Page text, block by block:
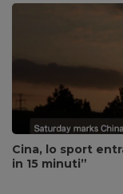
Cina, lo sport
in 15 minuti”